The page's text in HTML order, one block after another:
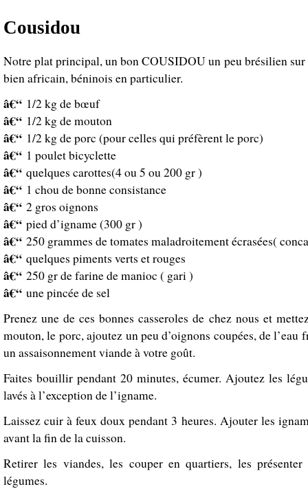
Cousidou
Notre plat principal, un bon COUSIDOU un peu brésilien sur
bien africain, béninois en particulier.
â€“ 1/2 kg de bœuf
â€“ 1/2 kg de mouton
â€“ 1/2 kg de porc (pour celles qui préfèrent le porc)
â€“ 1 poulet bicyclette
â€“ quelques carottes(4 ou 5 ou 200 gr )
â€“ 1 chou de bonne consistance
â€“ 2 gros oignons
â€“ pied d’igname (300 gr )
â€“ 250 grammes de tomates maladroitement écrasées(
â€“ quelques piments verts et rouges
â€“ 250 gr de farine de manioc ( gari )
â€“ une pincée de sel
Prenez une de ces bonnes casseroles de chez nous et
mouton, le porc, ajoutez un peu d’oignons coupées, de l’eau
un assaisonnement viande à votre goût.
Faites bouillir pendant 20 minutes, écumer. Ajoutez les
lavés à l’exception de l’igname.
Laissez cuir à feux doux pendant 3 heures. Ajouter les
avant la fin de la cuisson.
Retirer les viandes, les couper en quartiers, les présenter
légumes.